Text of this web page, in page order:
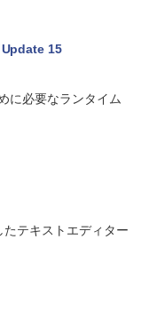
15
に必要なランタイム
たテキストエディター